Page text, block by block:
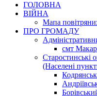
ГОЛОВНА
ВІЙНА
Мапа
ПРО ГРОМАДУ
смт
Старостинські
(Населені